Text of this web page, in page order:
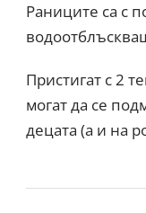
Раниците са с
Пристигат с 2
могат да се
децата (а и на